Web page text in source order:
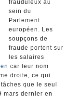
frauduleux au
sein du
Parlement
européen. Les
soupçons de
fraude portent sur
les salaires
car leur nom
droite, ce qui
que le seul
mars dernier en